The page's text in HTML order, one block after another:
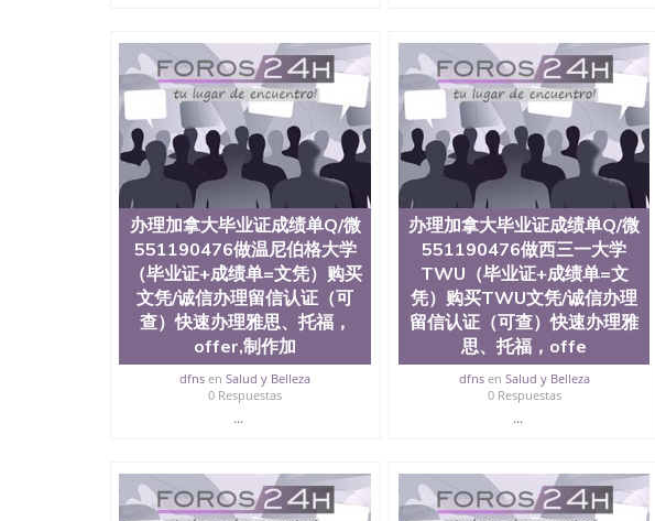
学历offieUniversityofSouthernQueensland 澳洲读书未毕业找人做文凭
央昆士兰大学学历成绩单购买学位证书/澳洲读本科硕士做文凭/购买
理加拿大毕业证成绩单Q/微551190476做圭尔夫大学U of G（毕业证+
办理留信认证（可查）快速办理雅思、托福，offer,制作加拿大学位证
办理加拿大毕业证成绩单Q/微
551190476做温尼伯格大学
（毕业证+成绩单=文凭）购买
文凭/诚信办理留信认证（可
查）快速办理雅思、托福，
offer,制作加
dfns enSalud y Belleza
0 Respuestas
...
办理加拿大毕业证成绩单Q/微
551190476做西三一大学
TWU（毕业证+成绩单=文
凭）购买TWU文凭/诚信办理
留信认证（可查）快速办理雅
思、托福，offe
dfnsen Salud y Belleza
0 Respuestas
...